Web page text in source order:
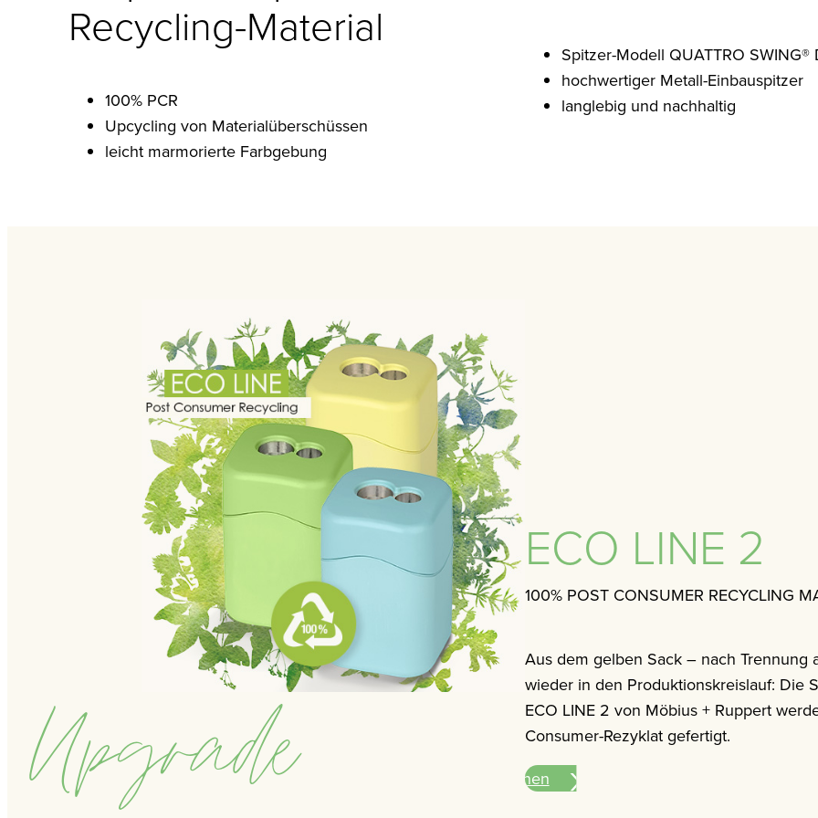
Recycling-Material
100% PCR
Upcycling von Materialüberschüssen
leicht marmorierte Farbgebung
Spitzer-Modell QUATTRO SWING®
hochwertiger Metall-Einbauspitzer
langlebig und nachhaltig
Upgrade
ECO LINE 2
100% POST CONSUMER RECYCLING
Aus dem gelben Sack – nach Trennung
wieder in den Produktionskreislauf: Die
ECO LINE 2 von Möbius + Ruppert
Consumer-Rezyklat gefertigt.
Mehr Informationen